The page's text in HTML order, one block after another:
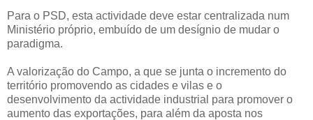
Para o PSD, esta actividade deve estar centralizada num
Ministério próprio, embuído de um desígnio de mudar o
paradigma.
A valorização do Campo, a que se junta o incremento do
território promovendo as cidades e vilas e o
desenvolvimento da actividade industrial para promover o
aumento das exportações, para além da aposta nos